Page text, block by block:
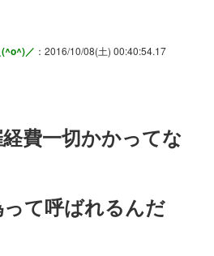
(^o^)／ ：2016/10/08(土) 00:40:54.17
費一切かかってな
て呼ばれるんだ